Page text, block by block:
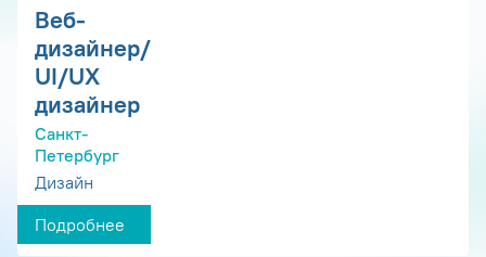
Веб-
дизайнер/
UI/UX
дизайнер
Санкт-
Петербург
Дизайн
Подробнее